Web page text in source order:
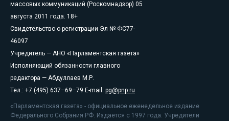
массовых коммуникаций (Роскомнадзор) 05
августа 2011 года. 18+
Свидетельство о регистрации Эл № ФС77-
46097
Учредитель — АНО «Парламентская газета»
Исполняющий обязанности главного
редактора — Абдуллаев М.Р.
Тел.: +7 (495) 637–69–79 E-mail: pg@pnp.ru
«Парламентская газета» - официальное еженедельное издание
Федерального Собрания РФ. Издается с 1997 года. Учредители